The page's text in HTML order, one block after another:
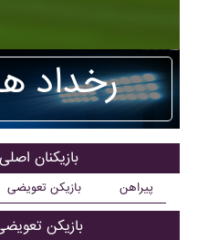
رخداد
بازیکنان
بازیکن تعویضی پیراهن
بازیکن